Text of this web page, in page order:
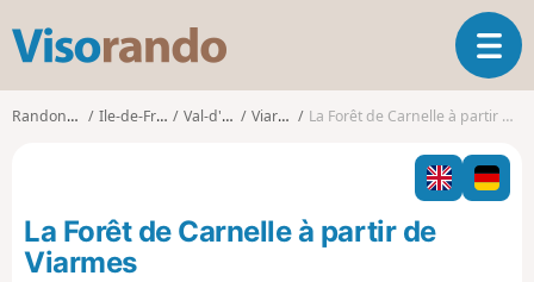
s
o
O
u
v
i
r
l
Randonnées Ile-de-France Val-d'Oise Viarmes La Forêt de Carnelle à partir de Viarmes
La Forêt de Carnelle à partir de
Viarmes